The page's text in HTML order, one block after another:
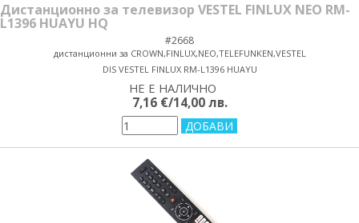
Дистанционно за телевизор VESTEL FINLUX NEO RM-
L1396 HUAYU HQ
#2668
дистанционни за CROWN,FINLUX,NEO,TELEFUNKEN,VESTEL
DIS VESTEL FINLUX RM-L1396 HUAYU
НЕ Е НАЛИЧНО
7,16 €/14,00 лв.